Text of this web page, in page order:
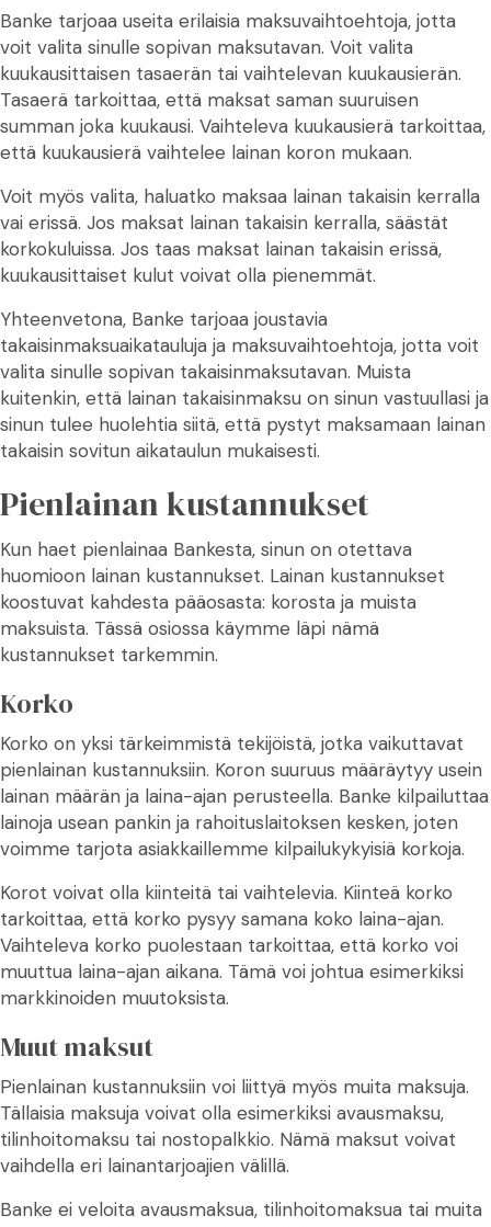
Banke tarjoaa useita erilaisia maksuvaihtoehtoja, jotta
voit valita sinulle sopivan maksutavan. Voit valita
kuukausittaisen tasaerän tai vaihtelevan kuukausierän.
Tasaerä tarkoittaa, että maksat saman suuruisen
summan joka kuukausi. Vaihteleva kuukausierä tarkoittaa,
että kuukausierä vaihtelee lainan koron mukaan.
Voit myös valita, haluatko maksaa lainan takaisin kerralla
vai erissä. Jos maksat lainan takaisin kerralla, säästät
korkokuluissa. Jos taas maksat lainan takaisin erissä,
kuukausittaiset kulut voivat olla pienemmät.
Yhteenvetona, Banke tarjoaa joustavia
takaisinmaksuaikatauluja ja maksuvaihtoehtoja, jotta voit
valita sinulle sopivan takaisinmaksutavan. Muista
kuitenkin, että lainan takaisinmaksu on sinun vastuullasi ja
sinun tulee huolehtia siitä, että pystyt maksamaan lainan
takaisin sovitun aikataulun mukaisesti.
Pienlainan kustannukset
Kun haet pienlainaa Bankesta, sinun on otettava
huomioon lainan kustannukset. Lainan kustannukset
koostuvat kahdesta pääosasta: korosta ja muista
maksuista. Tässä osiossa käymme läpi nämä
kustannukset tarkemmin.
Korko
Korko on yksi tärkeimmistä tekijöistä, jotka vaikuttavat
pienlainan kustannuksiin. Koron suuruus määräytyy usein
lainan määrän ja laina-ajan perusteella. Banke kilpailuttaa
lainoja usean pankin ja rahoituslaitoksen kesken, joten
voimme tarjota asiakkaillemme kilpailukykyisiä korkoja.
Korot voivat olla kiinteitä tai vaihtelevia. Kiinteä korko
tarkoittaa, että korko pysyy samana koko laina-ajan.
Vaihteleva korko puolestaan tarkoittaa, että korko voi
muuttua laina-ajan aikana. Tämä voi johtua esimerkiksi
markkinoiden muutoksista.
Muut maksut
Pienlainan kustannuksiin voi liittyä myös muita maksuja.
Tällaisia maksuja voivat olla esimerkiksi avausmaksu,
tilinhoitomaksu tai nostopalkkio. Nämä maksut voivat
vaihdella eri lainantarjoajien välillä.
Banke ei veloita avausmaksua, tilinhoitomaksua tai muita